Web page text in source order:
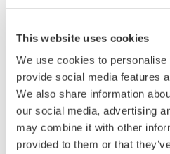
This website uses cookies
We use cookies to
provide social media features
We also share information
our social media, advertising
may combine it with other
provided to them or that
客户获得的收益
当系统发生变化，需要迅速通
电子邮件和短信提供了一种可
传递方式